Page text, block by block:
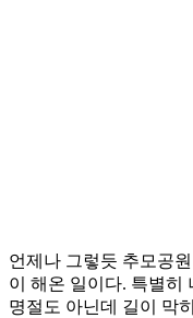
언제나 그렇듯 추모공
이 해온 일이다. 특별히
명절도 아닌데 길이 막